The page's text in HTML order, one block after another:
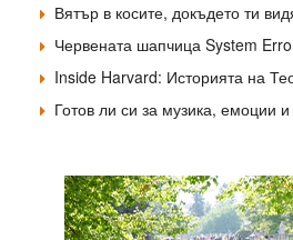
Вятър в косите, докъдето ти
Червената шапчица System
Inside Harvard: Историята на
Готов ли си за музика, емоции